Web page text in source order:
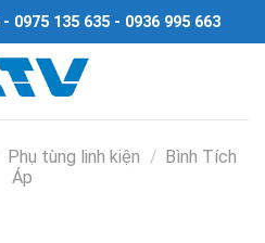
0975 135 635 - 0936 995 663
Phụ tùng linh kiện / Bình Tích
Áp